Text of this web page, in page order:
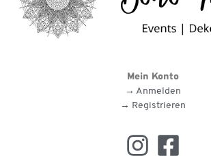
Mein Konto
→ Anmelden
→ Registrieren